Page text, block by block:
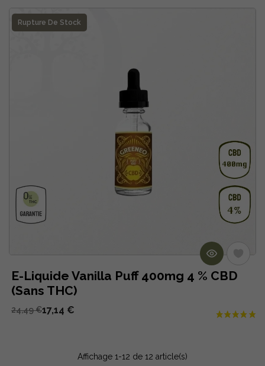
E-Liquide Vanilla Puff 400mg 4 % CBD
(Sans THC)
17,14 €
24,49 €
Rupture De Stock
Affichage 1-12 de 12 article(s)